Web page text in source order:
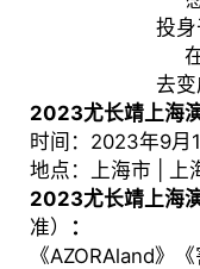
投身
去变
2023尤长靖上海
时间：2023年9月
地点：上海市 | 上
2023尤长靖上海
准）
：
《AZORAland》